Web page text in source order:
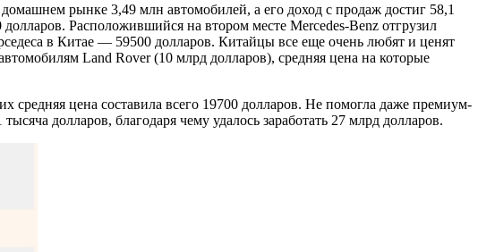
рынке 3,49 млн автомобилей, а его доход с продаж достиг 58,1
Расположившийся на втором месте Mercedes-Benz отгрузил
в Китае — 59500 долларов. Китайцы все еще очень любят и ценят
Land Rover (10 млрд долларов), средняя цена на которые
цена составила всего 19700 долларов. Не помогла даже премиум-
долларов, благодаря чему удалось заработать 27 млрд долларов.